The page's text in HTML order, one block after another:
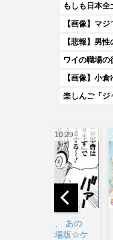
もしも日本全
【画像】マ
【悲報】男
ワイの職場の
【画像】小
2026/8/7 10:20
【画像】ニ
ク京まふド